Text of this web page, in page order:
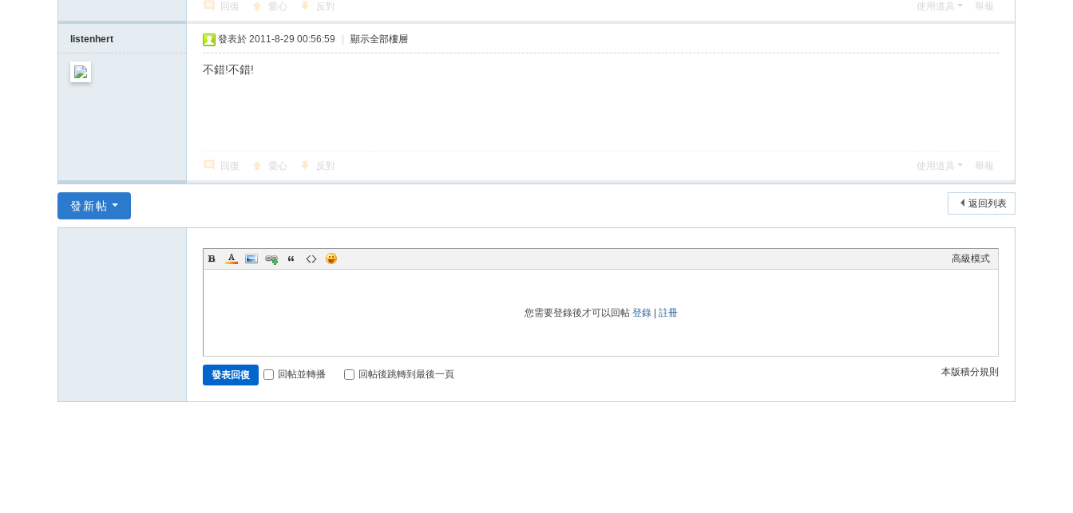
回復 愛心 反對 使用道具 舉報
listenhert 發表於 2011-8-29 00:56:59 顯示全部樓層
不錯!不錯!
回復 愛心 反對 使用道具 舉報
返回列表
發新帖
高級模式
您需要登錄後才可以回帖 登錄| 註冊
本版積分規則
發表回復 回帖並轉播 回帖後跳轉到最後一頁